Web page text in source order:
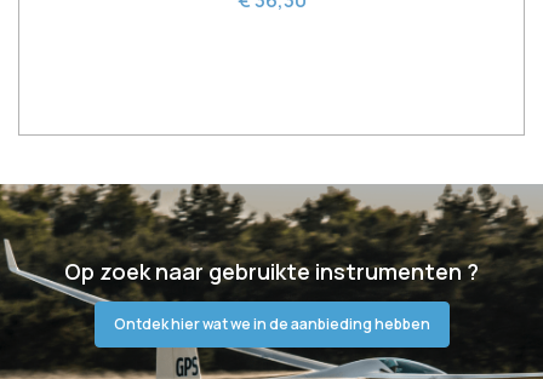
Op zoek naar gebruikte instrumenten ?
Ontdek hier wat we in de aanbieding hebben